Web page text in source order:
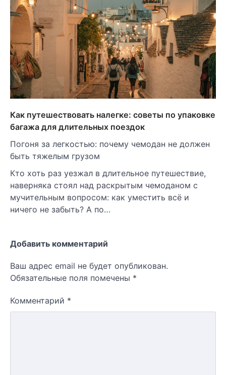
Как путешествовать налегке: советы по упаковке
багажа для длительных поездок
Погоня за легкостью: почему чемодан не должен
быть тяжелым грузом
Кто хоть раз уезжал в длительное путешествие,
наверняка стоял над раскрытым чемоданом с
мучительным вопросом: как уместить всё и
ничего не забыть? А по…
Добавить комментарий
Ваш адрес email не будет опубликован.
Обязательные поля помечены *
Комментарий *